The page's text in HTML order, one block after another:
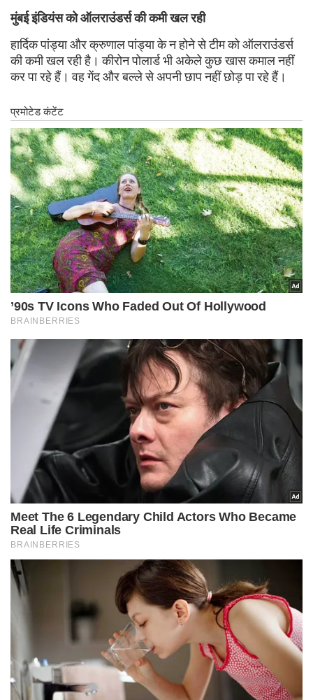
मुंबई इंडियंस को ऑलराउंडर्स की कमी खल रही
हार्दिक पांड्या और क्रुणाल पांड्या के न होने से टीम को ऑलराउंडर्स
की कमी खल रही है। कीरोन पोलार्ड भी अकेले कुछ खास कमाल नहीं
कर पा रहे हैं। वह गेंद और बल्ले से अपनी छाप नहीं छोड़ पा रहे हैं।